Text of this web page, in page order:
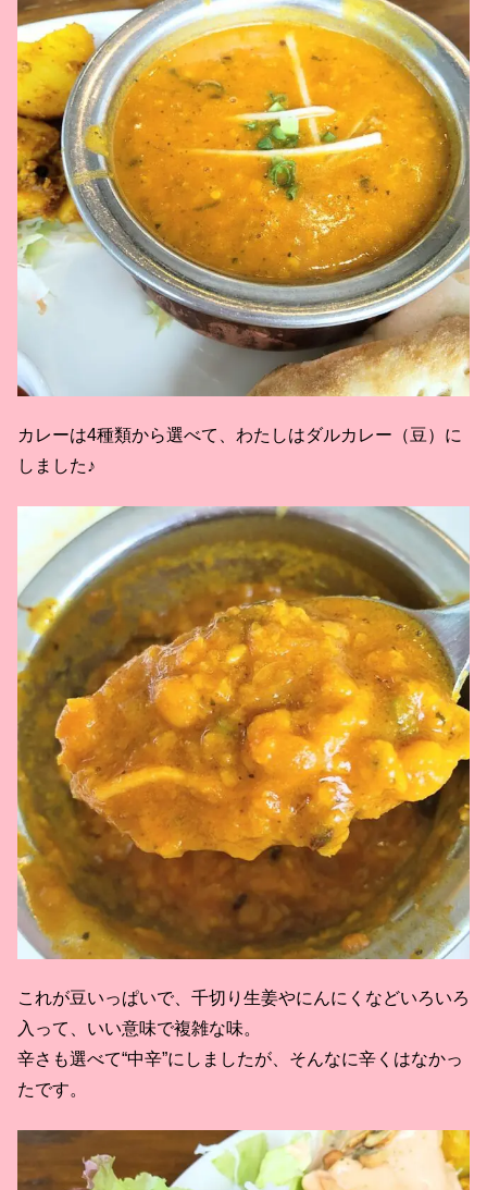
カレーは4種類から選べて、わたしはダルカレー（豆）に
しました♪
これが豆いっぱいで、千切り生姜やにんにくなどいろいろ
入って、いい意味で複雑な味。
辛さも選べて“中辛”にしましたが、そんなに辛くはなかっ
たです。